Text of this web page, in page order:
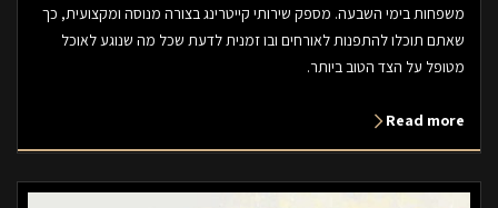
משפחות בימי השבעה. מספק שירותי קייטרינג בצורה מנוסה ומקצועית, כך
שאתם תוכלו להתפנות לאורחים ובו זמנית לדעת שכל מה שנוגע לאוכל
מטופל על הצד הטוב ביותר.
Read more